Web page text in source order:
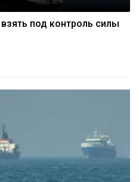
под контроль силы